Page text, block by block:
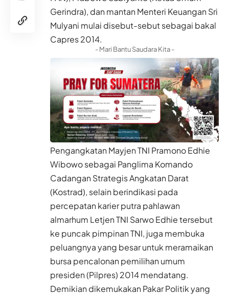
Gerindra), dan mantan Menteri Keuangan Sri
Mulyani mulai disebut-sebut sebagai bakal
Capres 2014.
- Mari Bantu Saudara Kita -
Pengangkatan Mayjen TNI Pramono Edhie
Wibowo sebagai Panglima Komando
Cadangan Strategis Angkatan Darat
(Kostrad), selain berindikasi pada
percepatan karier putra pahlawan
almarhum Letjen TNI Sarwo Edhie tersebut
ke puncak pimpinan TNI, juga membuka
peluangnya yang besar untuk meramaikan
bursa pencalonan pemilihan umum
presiden (Pilpres) 2014 mendatang.
Demikian dikemukakan Pakar Politik yang